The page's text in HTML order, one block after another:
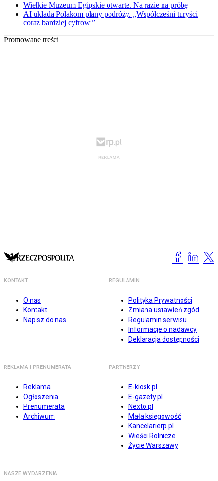
Wielkie Muzeum Egipskie otwarte. Na razie na próbę
AI układa Polakom plany podróży. „Współcześni turyści
coraz bardziej cyfrowi”
Promowane treści
KONTAKT
O nas
Kontakt
Napisz do nas
REGULAMIN
Polityka Prywatności
Zmiana ustawień zgód
Regulamin serwisu
Informacje o nadawcy
Deklaracja dostępności
REKLAMA I PRENUMERATA
Reklama
Ogłoszenia
Prenumerata
Archiwum
PARTNERZY
E-kiosk.pl
E-gazety.pl
Nexto.pl
Mała księgowość
Kancelarierp.pl
Wieści Rolnicze
Życie Warszawy
NASZE WYDARZENIA